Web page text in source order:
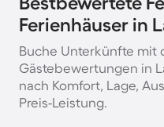
Ferienhäuser in
Buche Unterkünfte mit
Gästebewertungen in
nach Komfort, Lage,
Preis-Leistung.